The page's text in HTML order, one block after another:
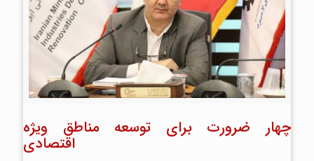
چهار ضرورت برای توسعه مناطق ویژه
اقتصادی